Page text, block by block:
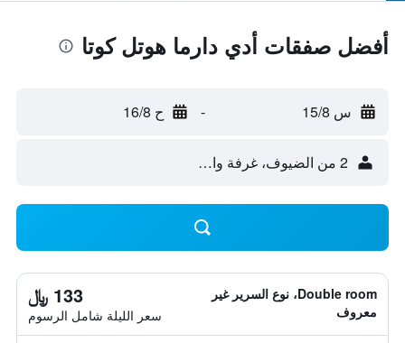
أفضل صفقات أدي دارما هوتل كوتا
س 15/8 - ح 16/8
2 من الضيوف، غرفة واحدة
Double room، نوع السرير غير
معروف
133 ﷼
سعر الليلة شامل الرسوم